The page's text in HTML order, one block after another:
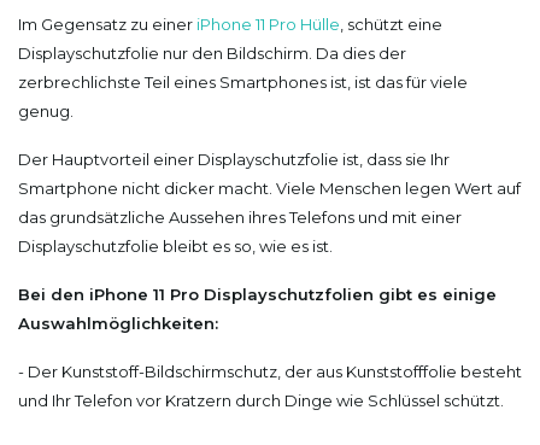
Im Gegensatz zu einer iPhone 11 Pro Hülle , schützt eine
Displayschutzfolie nur den Bildschirm. Da dies der
zerbrechlichste Teil eines Smartphones ist, ist das für viele
genug.
Der Hauptvorteil einer Displayschutzfolie ist, dass sie Ihr
Smartphone nicht dicker macht. Viele Menschen legen Wert auf
das grundsätzliche Aussehen ihres Telefons und mit einer
Displayschutzfolie bleibt es so, wie es ist.
Bei den iPhone 11 Pro Displayschutzfolien gibt es einige
Auswahlmöglichkeiten:
- Der Kunststoff-Bildschirmschutz, der aus Kunststofffolie besteht
und Ihr Telefon vor Kratzern durch Dinge wie Schlüssel schützt.